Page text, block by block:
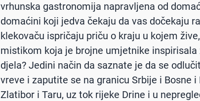
vrhunska gastronomija napravljena od
domaćini koji jedva čekaju da vas dočekaju
klekovaču ispričaju priču o kraju u kojem
mistikom koja je brojne umjetnike
djela? Jedini način da saznate je da se
vreve i zaputite se na granicu Srbije i Bosne
Zlatibor i Taru, uz tok rijeke Drine i u